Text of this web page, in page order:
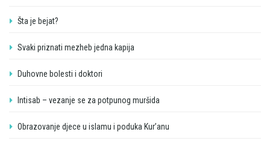
Šta je bejat?
Svaki priznati mezheb jedna kapija
Duhovne bolesti i doktori
Intisab – vezanje se za potpunog muršida
Obrazovanje djece u islamu i poduka Kur’anu